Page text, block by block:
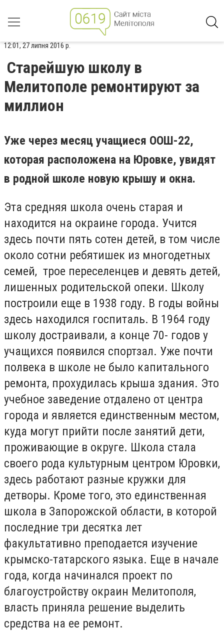
12:01, 27 липня 2016 р.
Старейшую школу в
Мелитополе ремонтируют за
миллион
Уже через месяц учащиеся ООШ-22,
которая расположена на Юровке, увидят
в родной школе новую крышу и окна.
Эта средняя школа очень старая и
находится на окраине города. Учится
здесь почти пять сотен детей, в том числе
около сотни ребятишек из многодетных
семей, трое переселенцев и девять детей,
лишенных родительской опеки. Школу
построили еще в 1938 году. В годы войны
здесь находился госпиталь. В 1964 году
школу достраивали, а конце 70- годов у
учащихся появился спортзал. Уже почти
полвека в школе не было капитального
ремонта, прохудилась крыша здания. Это
учебное заведение отдалено от центра
города и является единственным местом,
куда могут прийти после занятий дети,
проживающие в округе. Школа стала
своего рода культурным центром Юровки,
здесь работают разные кружки для
детворы. Кроме того, это единственная
школа в Запорожской области, в которой
последние три десятка лет
факультативно преподается изучение
крымско-татарского языка. Еще в начале
года, когда начинался проект по
благоустройству окраин Мелитополя,
власть приняла решение выделить
средства на ее ремонт.